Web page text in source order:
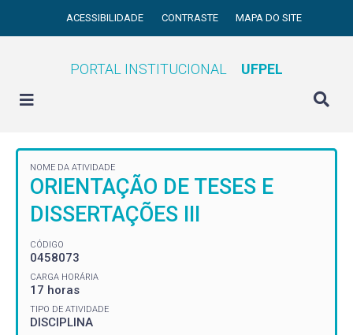
ACESSIBILIDADE CONTRASTE MAPA DO SITE
PORTAL INSTITUCIONAL UFPEL
NOME DA ATIVIDADE
ORIENTAÇÃO DE TESES E
DISSERTAÇÕES III
CÓDIGO
0458073
CARGA HORÁRIA
17 horas
TIPO DE ATIVIDADE
DISCIPLINA